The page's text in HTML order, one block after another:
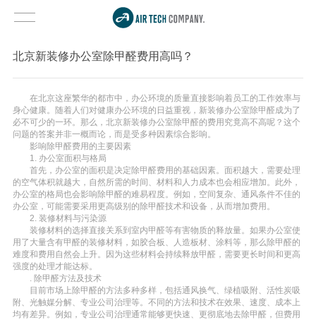
北京新装修办公室除甲醛费用高吗？
在北京这座繁华的都市中，办公环境的质量直接影响着员工的工作效率与
身心健康。随着人们对健康办公环境的日益重视，新装修办公室除甲醛成为了
必不可少的一环。那么，北京新装修办公室除甲醛的费用究竟高不高呢？这个
问题的答案并非一概而论，而是受多种因素综合影响。
影响除甲醛费用的主要因素
1. 办公室面积与格局
首先，办公室的面积是决定除甲醛费用的基础因素。面积越大，需要处理
的空气体积就越大，自然所需的时间、材料和人力成本也会相应增加。此外，
办公室的格局也会影响除甲醛的难易程度。例如，空间复杂、通风条件不佳的
办公室，可能需要采用更高级别的除甲醛技术和设备，从而增加费用。
2. 装修材料与污染源
装修材料的选择直接关系到室内甲醛等有害物质的释放量。如果办公室使
用了大量含有甲醛的装修材料，如胶合板、人造板材、涂料等，那么除甲醛的
难度和费用自然会上升。因为这些材料会持续释放甲醛，需要更长时间和更高
强度的处理才能达标。
. 除甲醛方法及技术
目前市场上除甲醛的方法多种多样，包括通风换气、绿植吸附、活性炭吸
附、光触媒分解、专业公司治理等。不同的方法和技术在效果、速度、成本上
均有差异。例如，专业公司治理通常能够更快速、更彻底地去除甲醛，但费用